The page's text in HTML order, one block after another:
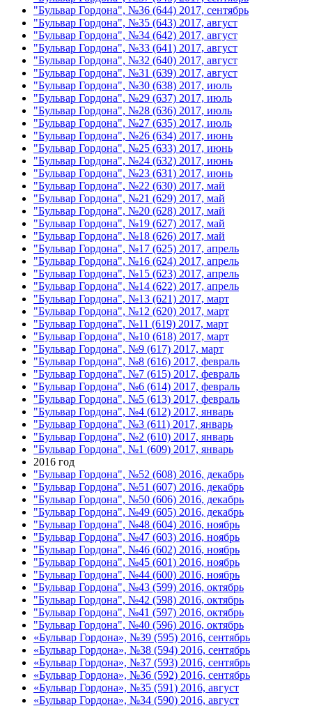
"Бульвар Гордона", №36 (644) 2017, сентябрь
"Бульвар Гордона", №35 (643) 2017, август
"Бульвар Гордона", №34 (642) 2017, август
"Бульвар Гордона", №33 (641) 2017, август
"Бульвар Гордона", №32 (640) 2017, август
"Бульвар Гордона", №31 (639) 2017, август
"Бульвар Гордона", №30 (638) 2017, июль
"Бульвар Гордона", №29 (637) 2017, июль
"Бульвар Гордона", №28 (636) 2017, июль
"Бульвар Гордона", №27 (635) 2017, июль
"Бульвар Гордона", №26 (634) 2017, июнь
"Бульвар Гордона", №25 (633) 2017, июнь
"Бульвар Гордона", №24 (632) 2017, июнь
"Бульвар Гордона", №23 (631) 2017, июнь
"Бульвар Гордона", №22 (630) 2017, май
"Бульвар Гордона", №21 (629) 2017, май
"Бульвар Гордона", №20 (628) 2017, май
"Бульвар Гордона", №19 (627) 2017, май
"Бульвар Гордона", №18 (626) 2017, май
"Бульвар Гордона", №17 (625) 2017, апрель
"Бульвар Гордона", №16 (624) 2017, апрель
"Бульвар Гордона", №15 (623) 2017, апрель
"Бульвар Гордона", №14 (622) 2017, апрель
"Бульвар Гордона", №13 (621) 2017, март
"Бульвар Гордона", №12 (620) 2017, март
"Бульвар Гордона", №11 (619) 2017, март
"Бульвар Гордона", №10 (618) 2017, март
"Бульвар Гордона", №9 (617) 2017, март
"Бульвар Гордона", №8 (616) 2017, февраль
"Бульвар Гордона", №7 (615) 2017, февраль
"Бульвар Гордона", №6 (614) 2017, февраль
"Бульвар Гордона", №5 (613) 2017, февраль
"Бульвар Гордона", №4 (612) 2017, январь
"Бульвар Гордона", №3 (611) 2017, январь
"Бульвар Гордона", №2 (610) 2017, январь
"Бульвар Гордона", №1 (609) 2017, январь
2016 год
"Бульвар Гордона", №52 (608) 2016, декабрь
"Бульвар Гордона", №51 (607) 2016, декабрь
"Бульвар Гордона", №50 (606) 2016, декабрь
"Бульвар Гордона", №49 (605) 2016, декабрь
"Бульвар Гордона", №48 (604) 2016, ноябрь
"Бульвар Гордона", №47 (603) 2016, ноябрь
"Бульвар Гордона", №46 (602) 2016, ноябрь
"Бульвар Гордона", №45 (601) 2016, ноябрь
"Бульвар Гордона", №44 (600) 2016, ноябрь
"Бульвар Гордона", №43 (599) 2016, октябрь
"Бульвар Гордона", №42 (598) 2016, октябрь
"Бульвар Гордона", №41 (597) 2016, октябрь
"Бульвар Гордона", №40 (596) 2016, октябрь
«Бульвар Гордона», №39 (595) 2016, сентябрь
«Бульвар Гордона», №38 (594) 2016, сентябрь
«Бульвар Гордона», №37 (593) 2016, сентябрь
«Бульвар Гордона», №36 (592) 2016, сентябрь
«Бульвар Гордона», №35 (591) 2016, август
«Бульвар Гордона», №34 (590) 2016, август